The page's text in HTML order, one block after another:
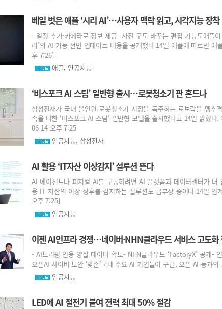
베일 벗은 애플 ‘시리 AI’…사용자 맥락 읽고, 시각지능 장착
- 일정 추가·카메라로 정보 제공- 사진 구도 바꾸는 편집 기능도애플
리’의 AI 기능 전면 업데이트 내용을 공개했다.14일 애플에 따르면
후 7:26]
애플, 인공지능
‘비스포크 AI 스팀’ 일반형 출시…로봇청소기 판 흔드나
삼성전자가 국내 올인원 로봇청소기 시장을 독주하는 로보락을 맹추
속을 더한 ‘비스포크 AI 스팀’ 일반형 모델을 출시했다고 14일 밝혔
06-14 오후 7:25]
인공지능, 삼성전자
AI 활용 ‘IT자산 이상감지’ 설루션 뜬다
AI 에이전트나 피지컬 AI를 구동하려면 AI 플랫폼과 데이터센터가
용 IT 자산의 이상 징후를 감지하는 설루션도 급부상 중이다.14일
오후 7:25]
인공지능
이젠 AI인프라 경쟁…네이버·NHN클라우드 서비스 고도화
- AI브리핑 인용 양질 데이터 확보- NHN클라우드 ‘FactoryX’ 공개-
오픈AI 사이버 보안 ‘맞손’국내 주요 AI 기업들이 구글, 오픈 AI 등
인공지능
LED에 AI 절전기 붙여 전력 최대 50% 절감